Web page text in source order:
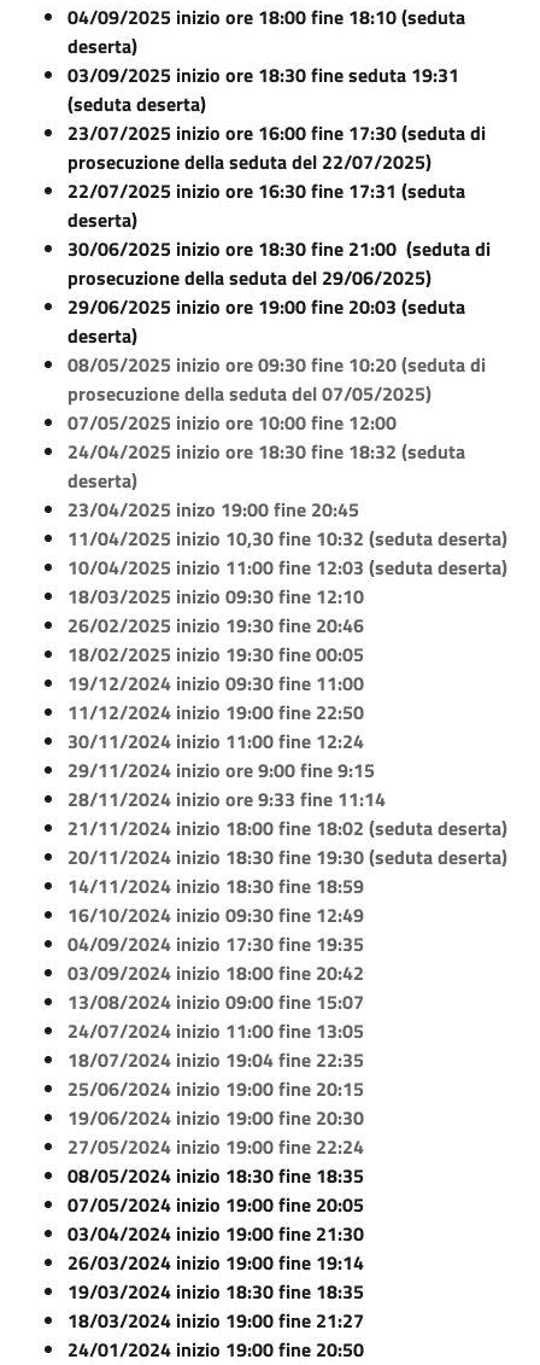
04/09/2025 inizio ore 18:00 fine 18:10 (seduta
deserta)
03/09/2025 inizio ore 18:30 fine seduta 19:31
(seduta deserta)
23/07/2025 inizio ore 16:00 fine 17:30 (seduta di
prosecuzione della seduta del 22/07/2025)
22/07/2025 inizio ore 16:30 fine 17:31 (seduta
deserta)
30/06/2025 inizio ore 18:30 fine 21:00 (seduta di
prosecuzione della seduta del 29/06/2025)
29/06/2025 inizio ore 19:00 fine 20:03 (seduta
deserta)
08/05/2025 inizio ore 09:30 fine 10:20 (seduta di
prosecuzione della seduta del 07/05/2025)
07/05/2025 inizio ore 10:00 fine 12:00
24/04/2025 inizio ore 18:30 fine 18:32 (seduta
deserta)
23/04/2025 inizo 19:00 fine 20:45
11/04/2025 inizio 10,30 fine 10:32 (seduta deserta)
10/04/2025 inizio 11:00 fine 12:03 (seduta deserta)
18/03/2025 inizio 09:30 fine 12:10
26/02/2025 inizio 19:30 fine 20:46
18/02/2025 inizio 19:30 fine 00:05
19/12/2024 inizio 09:30 fine 11:00
11/12/2024 inizio 19:00 fine 22:50
30/11/2024 inizio 11:00 fine 12:24
29/11/2024 inizio ore 9:00 fine 9:15
28/11/2024 inizio ore 9:33 fine 11:14
21/11/2024 inizio 18:00 fine 18:02 (seduta deserta)
20/11/2024 inizio 18:30 fine 19:30 (seduta deserta)
14/11/2024 inizio 18:30 fine 18:59
16/10/2024 inizio 09:30 fine 12:49
04/09/2024 inizio 17:30 fine 19:35
03/09/2024 inizio 18:00 fine 20:42
13/08/2024 inizio 09:00 fine 15:07
24/07/2024 inizio 11:00 fine 13:05
18/07/2024 inizio 19:04 fine 22:35
25/06/2024 inizio 19:00 fine 20:15
19/06/2024 inizio 19:00 fine 20:30
27/05/2024 inizio 19:00 fine 22:24
08/05/2024 inizio 18:30 fine 18:35
07/05/2024 inizio 19:00 fine 20:05
03/04/2024 inizio 19:00 fine 21:30
26/03/2024 inizio 19:00 fine 19:14
19/03/2024 inizio 18:30 fine 18:35
18/03/2024 inizio 19:00 fine 21:27
24/01/2024 inizio 19:00 fine 20:50